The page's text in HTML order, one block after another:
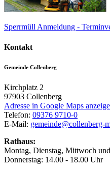
Sperrmüll Anmeldung -
Kontakt
Gemeinde Collenberg
Kirchplatz 2
97903 Collenberg
Adresse in Google Maps
Telefon: 09376 9710-0
E-Mail: gemeinde@collenberg-
Rathaus:
Montag, Dienstag, Mittwoch
Donnerstag: 14.00 - 18.00 Uhr